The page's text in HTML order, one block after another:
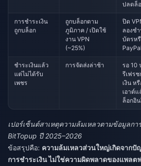
ปลดล็
การชำระเงิน
ถูกบล็อก
ถูกบล็อกตาม
ภูมิภาค / เปิดใช้
งาน VPN
(~25%)
ปิด
ลองช
บัตรห
PayPal
ชำระเงินแล้ว
แต่ไม่ได้รับ
เพชร
การจัดส่งล่าช้า
รอ 10
รีเฟรช
เงิน ห
เอาต์แ
ล็อกอิ
เปอร์เซ็นต์สาเหตุความล้มเหลวตามข้อมูลก
BitTopup ปี 2025–2026
ข้อสรุปคือ: ความล้มเหลวส่วนใหญ่เกิดจาก
การชำระเงิน ไม่ใช่ความผิดพลาดของแพลต